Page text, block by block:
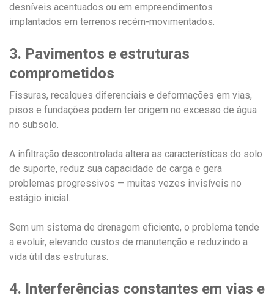
desníveis acentuados ou em empreendimentos
implantados em terrenos recém-movimentados.
3. Pavimentos e estruturas
comprometidos
Fissuras, recalques diferenciais e deformações em vias,
pisos e fundações podem ter origem no excesso de água
no subsolo.
A infiltração descontrolada altera as características do solo
de suporte, reduz sua capacidade de carga e gera
problemas progressivos — muitas vezes invisíveis no
estágio inicial.
Sem um sistema de drenagem eficiente, o problema tende
a evoluir, elevando custos de manutenção e reduzindo a
vida útil das estruturas.
4. Interferências constantes em vias e